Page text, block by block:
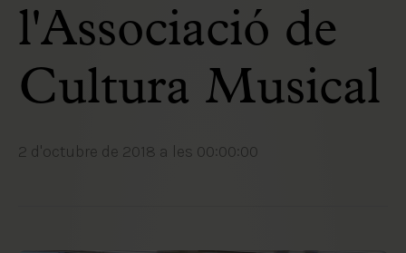
l'Associació de
Cultura Musical
2 d'octubre de 2018 a les 00:00:00